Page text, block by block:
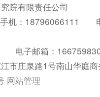
院有限责任公司
机：18796066111
电子邮箱：
市庄泉路1号南山华庭
网站管理